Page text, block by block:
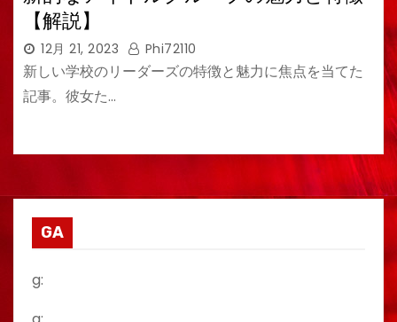
【解説】
12月 21, 2023 Phi72110
新しい学校のリーダーズの特徴と魅力に焦点を当てた
記事。彼女た…
GA
g: